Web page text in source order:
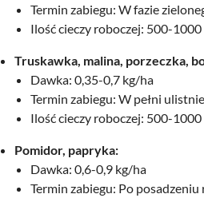
Termin zabiegu: W fazie
Ilość cieczy roboczej: 500-
Truskawka, malina, porzeczka,
Dawka: 0,35-0,7 kg/ha
Termin zabiegu: W pełni
Ilość cieczy roboczej: 500-
Pomidor, papryka:
Dawka: 0,6-0,9 kg/ha
Termin zabiegu: Po